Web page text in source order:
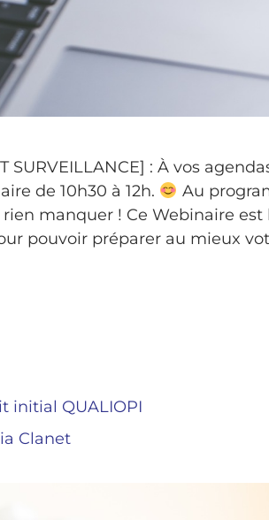
SURVEILLANCE] : À vos
de 10h30 à 12h.
Au
manquer ! Ce Webinaire
pouvoir préparer au mieux
initial QUALIOPI
Clanet